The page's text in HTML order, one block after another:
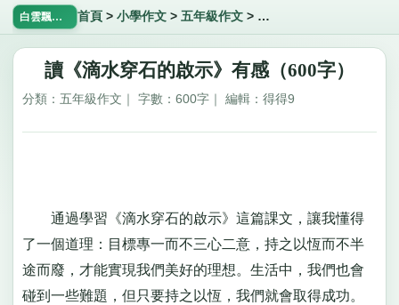
白雲飄飄網 首頁 > 小學作文> 五年級作文> 讀《滴水穿石的啟示》有
讀《滴水穿石的啟示》有感（600字）
分類：五年級作文｜ 字數：600字｜ 編輯：得得9
通過學習《滴水穿石的啟示》這篇課文，讓我懂得
了一個道理：目標專一而不三心二意，持之以恆而不半
途而廢，才能實現我們美好的理想。生活中，我們也會
碰到一些難題，但只要持之以恆，我們就會取得成功。